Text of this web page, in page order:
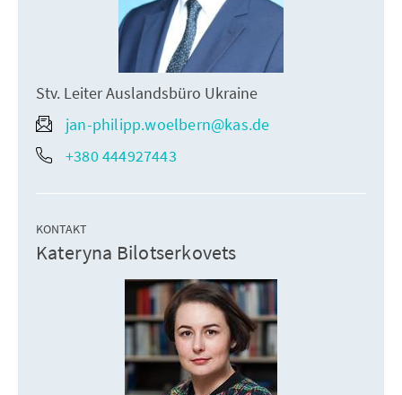
Stv. Leiter Auslandsbüro Ukraine
jan-philipp.woelbern@kas.de
+380 444927443
KONTAKT
Kateryna Bilotserkovets